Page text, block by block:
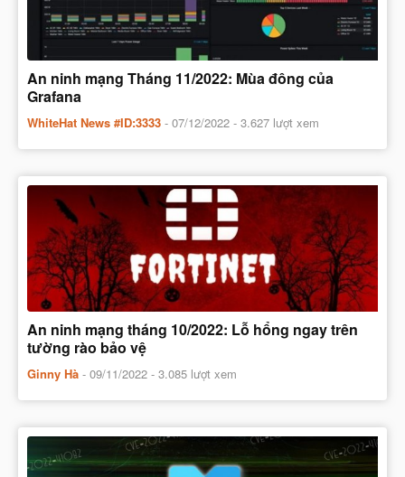
An ninh mạng Tháng 11/2022: Mùa đông của
Grafana
WhiteHat News #ID:3333 - 07/12/2022 - 3.627 lượt xem
An ninh mạng tháng 10/2022: Lỗ hổng ngay trên
tường rào bảo vệ
Ginny Hà - 09/11/2022 - 3.085 lượt xem